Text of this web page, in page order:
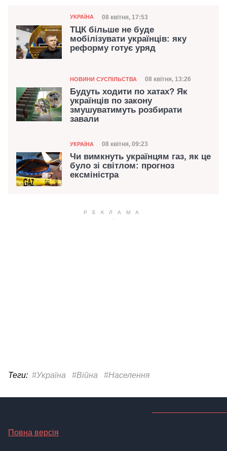
Категорія
УКРАЇНА Дата публікації
08 квітня, 17:53
ТЦК більше не буде
мобілізувати українців: яку
реформу готує уряд
Категорія
НОВИНИ СУСПІЛЬСТВА Дата публікації
08 квітня, 13:26
Будуть ходити по хатах? Як
українців по закону
змушуватимуть розбирати
завали
Категорія
УКРАЇНА Дата публікації
08 квітня, 09:23
Чи вимкнуть українцям газ, як це
було зі світлом: прогноз
ексміністра
Теги: #Україна #Війна #Населення
Повна версія